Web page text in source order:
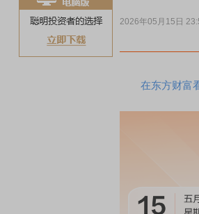
2026年05月15日
在东方财富